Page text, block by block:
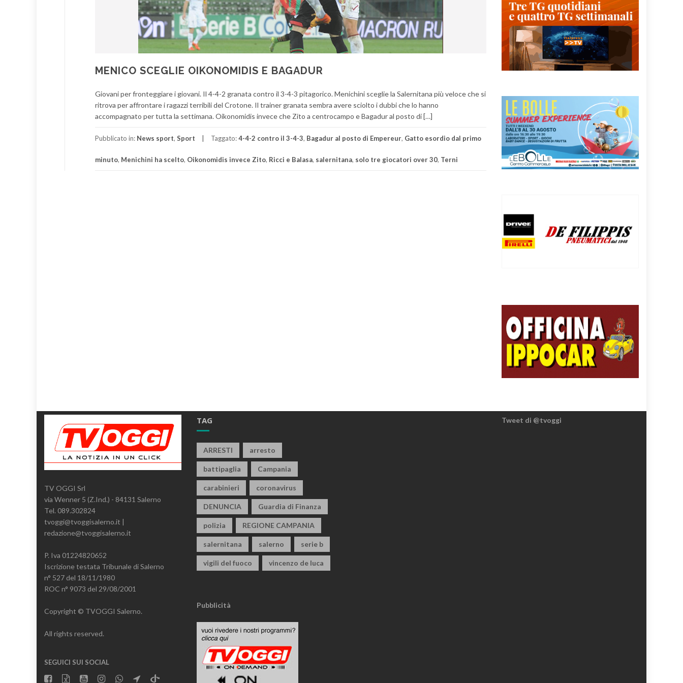
MENICO SCEGLIE OIKONOMIDIS E BAGADUR
Giovani per fronteggiare i giovani. Il 4-4-2 granata contro il 3-4-3 pitagorico. Menichini sceglie la Salernitana più veloce che si
ritrova per affrontare i ragazzi terribili del Crotone. Il trainer granata sembra avere sciolto i dubbi che lo hanno
accompagnato per tutta la settimana. Oikonomidis invece che Zito a centrocampo e Bagadur al posto di […]
Pubblicato in: News sport, Sport Taggato:4-4-2 contro il 3-4-3, Bagadur al posto di Empereur, Gatto esordio dal primo
minuto, Menichini ha scelto, Oikonomidis invece Zito, Ricci e Balasa, salernitana, solo tre giocatori over 30, Terni
TV OGGI Srl
via Wenner 5 (Z.Ind.) - 84131 Salerno
Tel. 089.302824
tvoggi@tvoggisalerno.it |
redazione@tvoggisalerno.it
P. Iva 01224820652
Iscrizione testata Tribunale di Salerno
n° 527 del 18/11/1980
ROC n° 9073 del 29/08/2001
Copyright © TVOGGI Salerno.
All rights reserved.
SEGUICI SUI SOCIAL
TAG
ARRESTI arresto
battipaglia Campania
carabinieri coronavirus
DENUNCIA Guardia di Finanza
polizia REGIONE CAMPANIA
salernitana salerno serie b
vigili del fuoco vincenzo de luca
Pubblicità
Tweet di @tvoggi